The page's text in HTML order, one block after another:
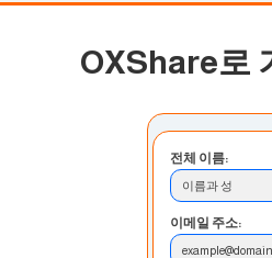
OXShare로
전체 이름:
이름과 성
이메일 주소: